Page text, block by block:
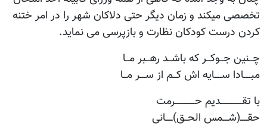
تخصصی میکند و زمان دیگر حتی دلاکان شهر را در امر ختنه
کردن درست کودکان نظارت و بازپرسی می نماید.
چــنین جــوکــر که باشــد رهــبر مــا
مبــــادا ســــایه اش کــم از ســـر مــا
با تقــــــــــــديم حـــــــــــرمت
حقــــ(شـــمس الحــق)ــــانی